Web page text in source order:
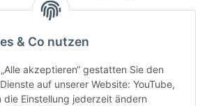
& Co nutzen
akzeptieren“ gestatten Sie den
auf unserer Website: YouTube,
die Einstellung jederzeit ändern